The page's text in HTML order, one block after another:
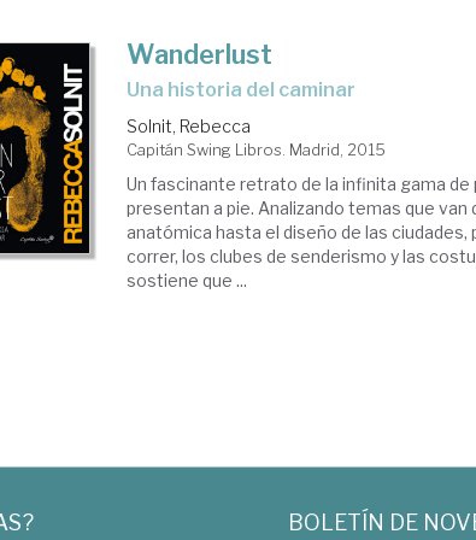
Wanderlust
una historia del caminar
Solnit, Rebecca
Capitán Swing Libros. Madrid, 2015
Un fascinante retrato de la infinita gama de
presentan a pie. Analizando temas que van
anatómica hasta el diseño de las ciudades,
correr, los clubes de senderismo y las
sostiene que ...
BOLETÍN DE